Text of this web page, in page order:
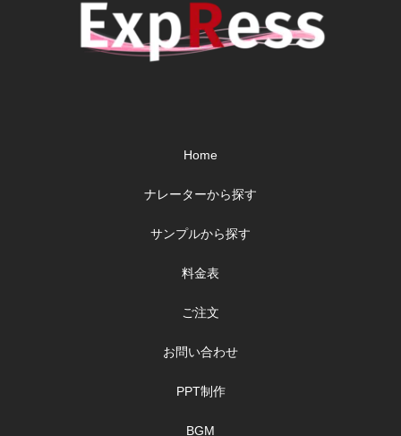
Home
ナレーターから探す
サンプルから探す
料金表
ご注文
お問い合わせ
PPT制作
BGM